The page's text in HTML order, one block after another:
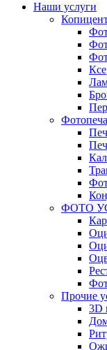
Наши услуги
ФОТО
Прочие
3D